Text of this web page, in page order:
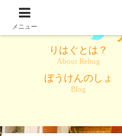
りはぐとは？
About Rehug
ぼうけんのしょ
Blog
メニュー